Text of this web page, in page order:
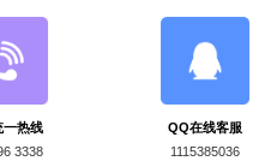
一热线
3338
QQ在线客服
1115385036